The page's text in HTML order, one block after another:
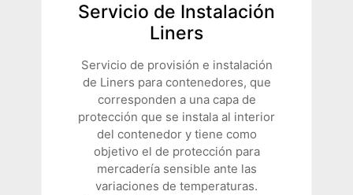
Servicio de Instalación
Liners
Servicio de provisión e instalación
de Liners para contenedores, que
corresponden a una capa de
protección que se instala al interior
del contenedor y tiene como
objetivo el de protección para
mercadería sensible ante las
variaciones de temperaturas.